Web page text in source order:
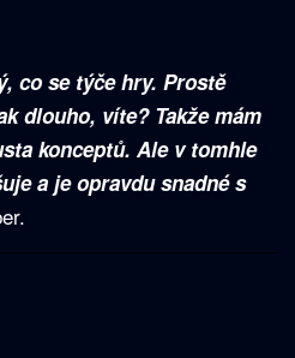
co se týče hry. Prostě
dlouho, víte? Takže mám
konceptů. Ale v tomhle
a je opravdu snadné s